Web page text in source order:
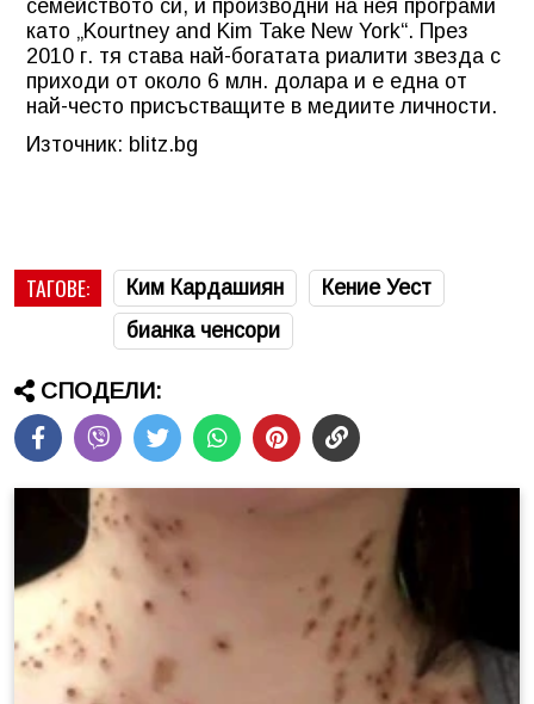
семейството си, и производни на нея програми
като „Kourtney and Kim Take New York“. През
2010 г. тя става най-богатата риалити звезда с
приходи от около 6 млн. долара и е една от
най-често присъстващите в медиите личности.
Източник: blitz.bg
ТАГОВЕ: Ким Кардашиян
Кение Уест
бианка ченсори
СПОДЕЛИ: